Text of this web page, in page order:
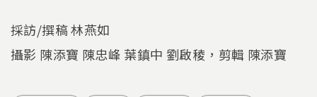
採訪/撰稿 林燕如
攝影 陳添寶 陳忠峰 葉鎮中 劉啟稜，剪輯 陳添寶